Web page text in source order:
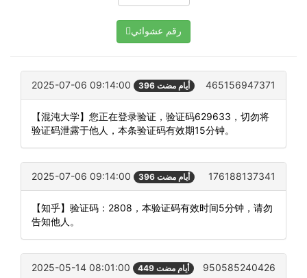
رقم عشوائي
2025-07-06 09:14:00 396 أيام مضت 465156947371
【混沌大学】您正在登录验证，验证码629633，切勿将
验证码泄露于他人，本条验证码有效期15分钟。
2025-07-06 09:14:00 396 أيام مضت 176188137341
【知乎】验证码：2808，本验证码有效时间5分钟，请勿
告知他人。
2025-05-14 08:01:00 449 أيام مضت 950585240426